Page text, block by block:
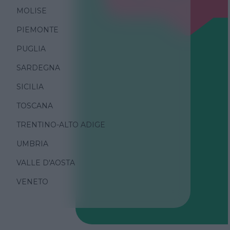
MOLISE
PIEMONTE
PUGLIA
SARDEGNA
SICILIA
TOSCANA
TRENTINO-ALTO ADIGE
UMBRIA
VALLE D'AOSTA
VENETO